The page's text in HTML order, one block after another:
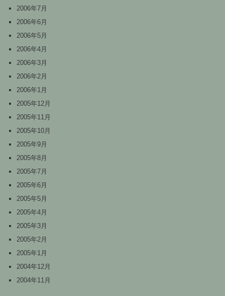
2006年7月
2006年6月
2006年5月
2006年4月
2006年3月
2006年2月
2006年1月
2005年12月
2005年11月
2005年10月
2005年9月
2005年8月
2005年7月
2005年6月
2005年5月
2005年4月
2005年3月
2005年2月
2005年1月
2004年12月
2004年11月